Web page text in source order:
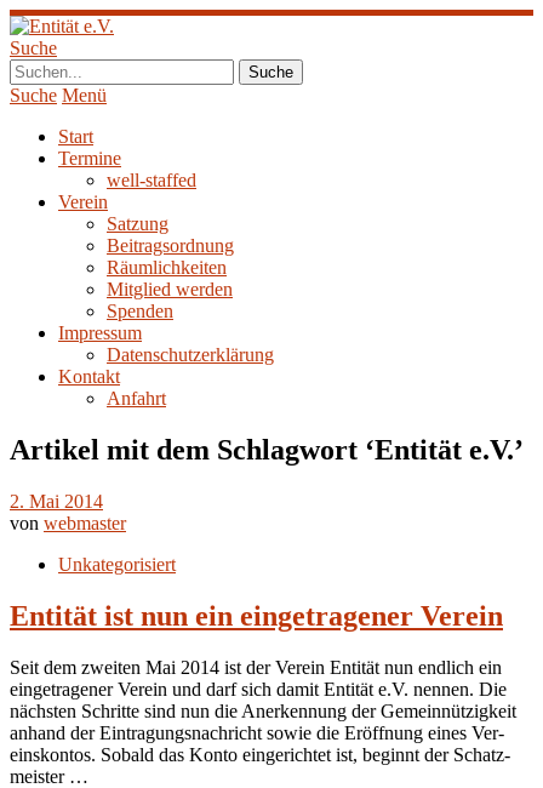
Suche
Suche Menü
Start
Termine
well-staffed
Verein
Satzung
Beitragsordnung
Räumlichkeiten
Mitglied werden
Spenden
Impressum
Datenschutzerklärung
Kontakt
Anfahrt
Artikel mit dem Schlagwort ‘Entität e.V.’
2. Mai 2014
von webmaster
Unkategorisiert
Entität ist nun ein eingetragener Verein
Seit dem zweiten Mai 2014 ist der Verein Entität nun endlich ein
eingetragener Verein und darf sich damit Entität e.V. nennen. Die
nächs­ten Schritte sind nun die Aner­ken­nung der Gemein­nüt­zig­keit
anhand der Eintragungsnachricht sowie die Eröff­nung eines Ver­
eins­kon­tos. Sobald das Konto ein­ge­rich­tet ist, beginnt der Schatz­
meis­ter …